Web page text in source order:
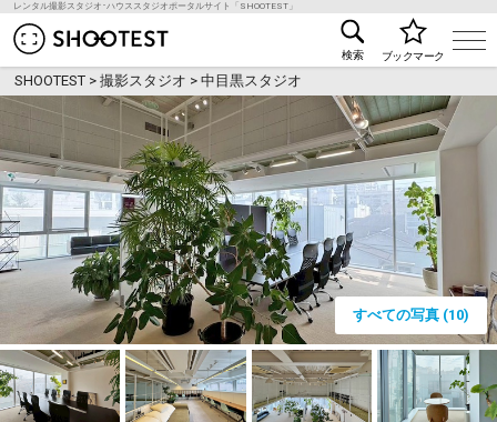
レンタル撮影スタジオ･ハウススタジオポータルサイト「SHOOTEST」
レンタル撮影スタジオ･ハウススタジオ検索の
検索 ブックマーク
SHOOTEST >撮影スタジオ >中目黒スタジオ
すべての写真 (10)